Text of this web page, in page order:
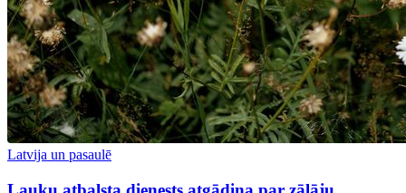
Latvija un pasaulē